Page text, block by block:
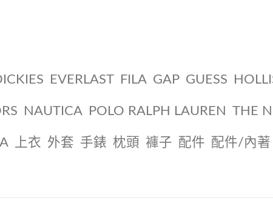
EVERLAST FILA GAP GUESS
NAUTICA POLO RALPH LAUREN THE
上衣 外套 手錶 枕頭 褲子 配件 配件/內著